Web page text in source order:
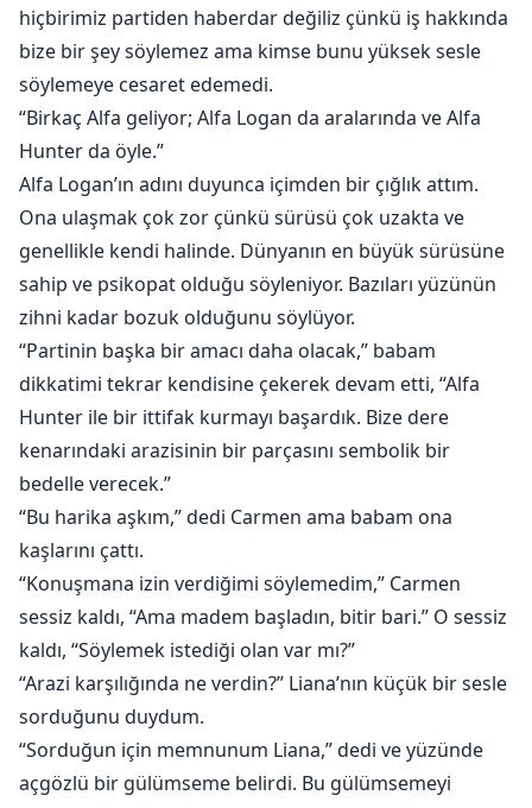
hiçbirimiz partiden haberdar değiliz çünkü iş hakkında
bize bir şey söylemez ama kimse bunu yüksek sesle
söylemeye cesaret edemedi.
“Birkaç Alfa geliyor; Alfa Logan da aralarında ve Alfa
Hunter da öyle.”
Alfa Logan’ın adını duyunca içimden bir çığlık attım.
Ona ulaşmak çok zor çünkü sürüsü çok uzakta ve
genellikle kendi halinde. Dünyanın en büyük sürüsüne
sahip ve psikopat olduğu söyleniyor. Bazıları yüzünün
zihni kadar bozuk olduğunu söylüyor.
“Partinin başka bir amacı daha olacak,” babam
dikkatimi tekrar kendisine çekerek devam etti, “Alfa
Hunter ile bir ittifak kurmayı başardık. Bize dere
kenarındaki arazisinin bir parçasını sembolik bir
bedelle verecek.”
“Bu harika aşkım,” dedi Carmen ama babam ona
kaşlarını çattı.
“Konuşmana izin verdiğimi söylemedim,” Carmen
sessiz kaldı, “Ama madem başladın, bitir bari.” O sessiz
kaldı, “Söylemek istediği olan var mı?”
“Arazi karşılığında ne verdin?” Liana’nın küçük bir sesle
sorduğunu duydum.
“Sorduğun için memnunum Liana,” dedi ve yüzünde
açgözlü bir gülümseme belirdi. Bu gülümsemeyi